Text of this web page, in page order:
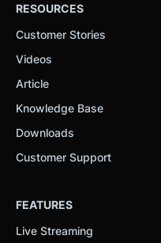
RESOURCES
Customer Stories
Videos
Article
Knowledge Base
Downloads
Customer Support
FEATURES
Live Streaming